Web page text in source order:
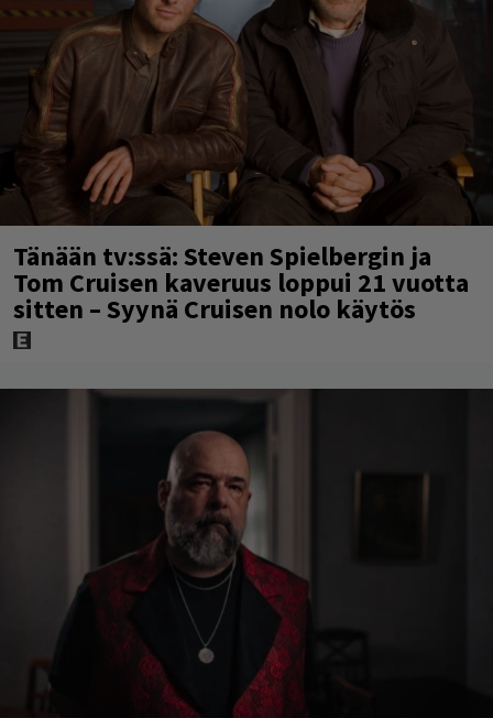
Tänään tv:ssä: Steven Spielbergin ja
Tom Cruisen kaveruus loppui 21 vuotta
sitten – Syynä Cruisen nolo käytös